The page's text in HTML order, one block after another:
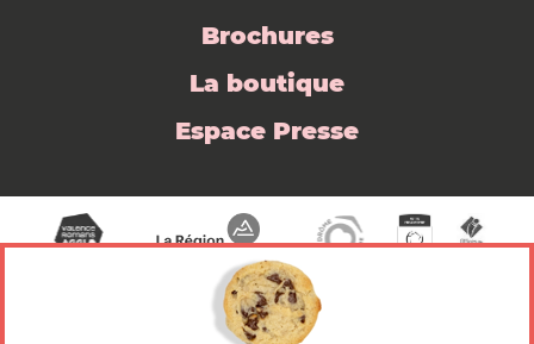
Brochures
La boutique
Espace Presse